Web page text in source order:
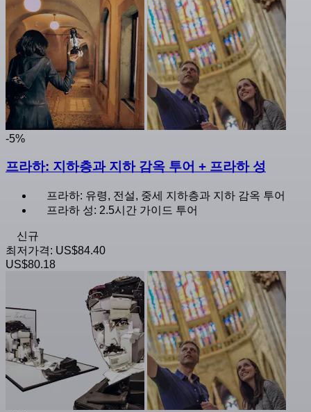
-5%
프라하: 지하층과 지하 감옥 투어 + 프라하 성
프라하: 유령, 전설, 중세 지하층과 지하 감옥 투어
프라하 성: 2.5시간 가이드 투어
신규
최저가격: US$84.40
US$80.18